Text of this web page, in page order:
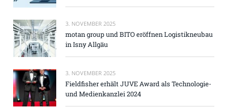
3. NOVEMBER 2025
motan group und BITO eröffnen Logistikneubau
in Isny Allgäu
3. NOVEMBER 2025
Fieldfisher erhält JUVE Award als Technologie-
und Medienkanzlei 2024